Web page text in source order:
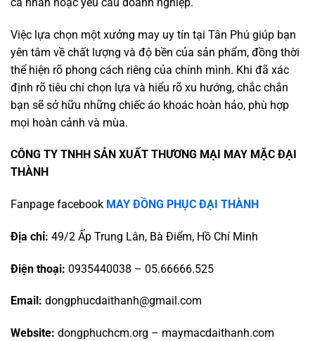
Việc lựa chọn một xưởng may uy tín tại Tân Phú giúp bạn
yên tâm về chất lượng và độ bền của sản phẩm, đồng thời
thể hiện rõ phong cách riêng của chính mình. Khi đã xác
định rõ tiêu chí chọn lựa và hiểu rõ xu hướng, chắc chắn
bạn sẽ sở hữu những chiếc áo khoác hoàn hảo, phù hợp
mọi hoàn cảnh và mùa.
CÔNG TY TNHH SẢN XUẤT THƯƠNG MẠI MAY MẶC ĐẠI
THÀNH
Fanpage facebook MAY ĐỒNG PHỤC ĐẠI THÀNH
Địa chỉ: 49/2 Ấp Trung Lân, Bà Điểm, Hồ Chí Minh
Điện thoại: 0935440038 – 05.66666.525
Email: dongphucdaithanh@gmail.com
Website: dongphuchcm.org – maymacdaithanh.com